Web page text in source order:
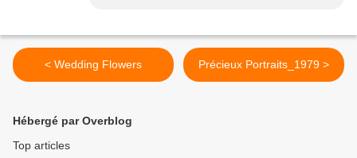
< Wedding Flowers Précieux Portraits_1979 >
Hébergé par Overblog
Top articles